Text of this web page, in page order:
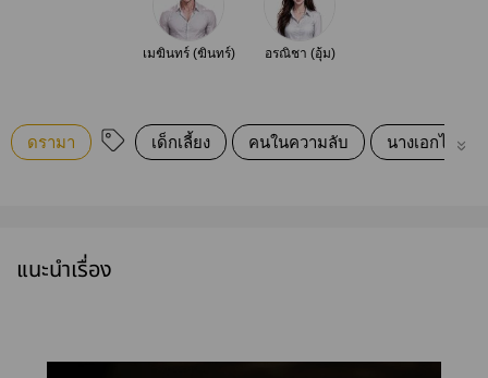
เมฆินทร์ (ฆินทร์) อรณิชา (อุ้ม)
ดรามา เด็กเลี้ยง คนในความลับ นางเอกไม่มีสิ
แนะนำเรื่อง